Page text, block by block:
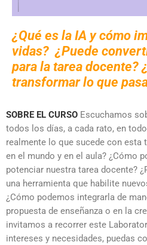
¿Qué es la IA y cómo
vidas?¿Puede
para la tarea docente?
transformar lo que
SOBRE EL CURSO Escuchamos
todos los días, a cada rato, en
realmente lo que sucede con esta
en el mundo y en el aula? ¿Cómo
potenciar nuestra tarea docente?
una herramienta que habilite
¿Cómo podemos integrarla de
propuesta de enseñanza o en la
invitamos a recorrer este
intereses y necesidades, puedas